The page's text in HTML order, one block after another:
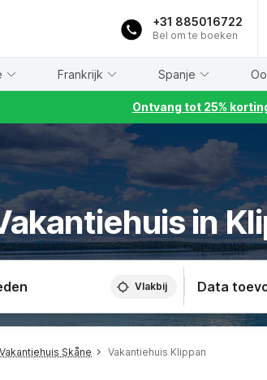
+31 885016722
Bel om te boeken
Frankrijk Spanje
Ontvang tot 25%
in
Vlakbij Data
Vakantiehuis Skåne Vakantiehuis Klippan